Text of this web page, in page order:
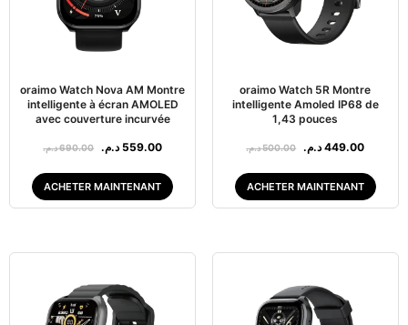
oraimo Watch Nova AM Montre
intelligente à écran AMOLED
avec couverture incurvée
690.00د.م. 559.00 د.م.
ACHETER MAINTENANT
oraimo Watch 5R Montre
intelligente Amoled IP68 de
1,43 pouces
500.00د.م. 449.00 د.م.
ACHETER MAINTENANT